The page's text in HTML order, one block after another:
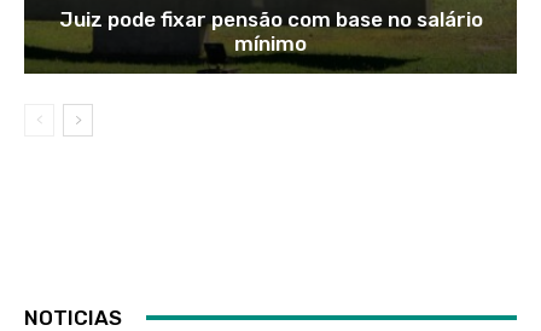
Juiz pode fixar pensão com base no salário
mínimo
NOTICIAS